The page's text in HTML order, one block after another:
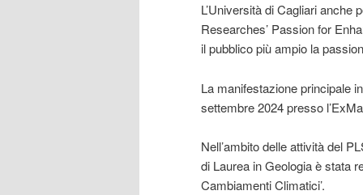
L’Università di Cagliari
Researches’ Passion for
il pubblico più ampio la
La manifestazione principale
settembre 2024 presso
Nell’ambito delle attività del
di Laurea in Geologia è stata
Cambiamenti Climatici’.